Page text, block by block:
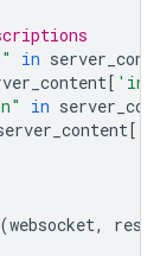
in
[
in
[
(websocket,